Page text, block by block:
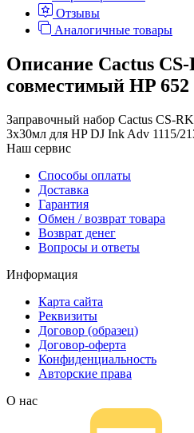
Отзывы
Аналогичные товары
Описание Cactus
совместимый HP 652
Заправочный набор Cactus CS-
3x30мл для HP DJ Ink Adv 1115/
Наш сервис
Способы оплаты
Доставка
Гарантия
Обмен / возврат товара
Возврат денег
Вопросы и ответы
Информация
Карта сайта
Реквизиты
Договор (образец)
Договор-оферта
Конфиденциальность
Авторские права
О нас